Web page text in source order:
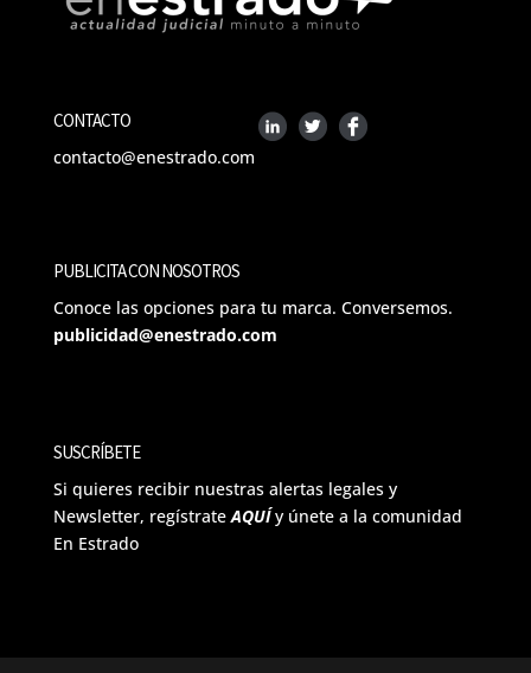
CONTACTO
contacto@enestrado.com
PUBLICITA CON NOSOTROS
Conoce las opciones para tu marca. Conversemos.
publicidad@enestrado.com
SUSCRÍBETE
Si quieres recibir nuestras alertas legales y
Newsletter, regístrateAQUÍ y únete a la comunidad
En Estrado